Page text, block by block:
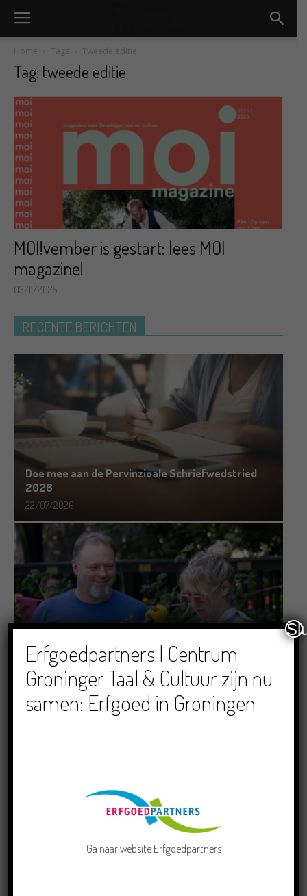
Home Tags Tweede editie
Tag: tweede editie
MOI!vember is gestart: lees MOI
magazine!
03/11/2025
RECENTE BERICHTEN
Doe mee aan de Pervinzioale Schriefwedstried
2026
22/07/2026
Ommaans
29/06/2026
Crowdfunding voor bijzonder kinderboek met
Groningse liedjes en verhalen
Erfgoedpartners | Centrum
Groninger Taal & Cultuur zijn nu
samen: Erfgoed in Groningen
Ga naarwebsite Erfgoedpartners